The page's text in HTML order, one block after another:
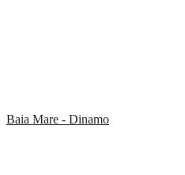
Baia Mare - Dinamo